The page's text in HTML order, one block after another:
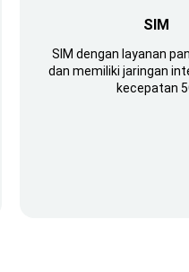
SIM
SIM dengan layanan
dan memiliki jaringan
kecepatan